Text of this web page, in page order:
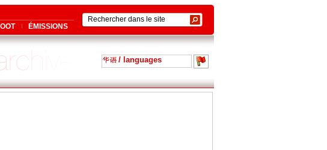
ÉMISSIONS
/ languages